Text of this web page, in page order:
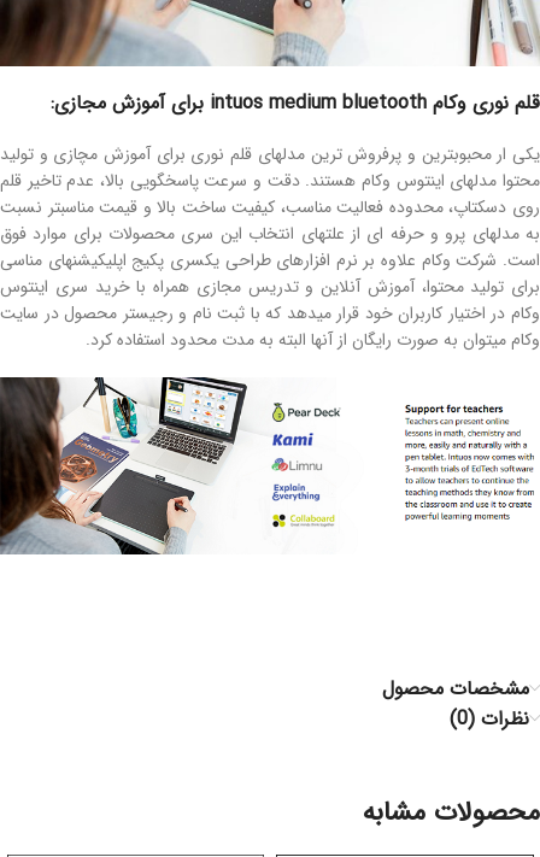
قلم نوری وکام intuos medium bluetooth برای آموزش مجازی:
یکی ار محبوبترین و پرفروش ترین مدلهای قلم نوری برای آموزش مچازی و تولید
محتوا مدلهای اینتوس وکام هستند. دقت و سرعت پاسخگویی بالا، عدم تاخیر قلم
روی دسکتاپ، محدوده فعالیت مناسب، کیفیت ساخت بالا و قیمت مناسبتر نسبت
به مدلهای پرو و حرفه ای از علتهای انتخاب این سری محصولات برای موارد فوق
است. شرکت وکام علاوه بر نرم افزارهای طراحی یکسری پکیج اپلیکیشنهای مناسی
برای تولید محتوا، آموزش آنلاین و تدریس مجازی همراه با خرید سری اینتوس
وکام در اختیار کاربران خود قرار میدهد که با ثبت نام و رجیستر محصول در سایت
وکام میتوان به صورت رایگان از آنها البته به مدت محدود استفاده کرد.
مشخصات محصول
نظرات (0)
محصولات مشابه